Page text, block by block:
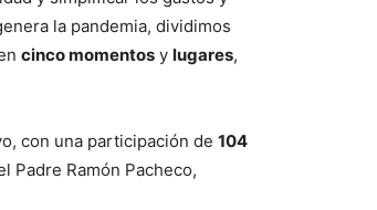
la pandemia, dividimos
cinco momentos y lugares,
con una participación de 104
Padre Ramón Pacheco,